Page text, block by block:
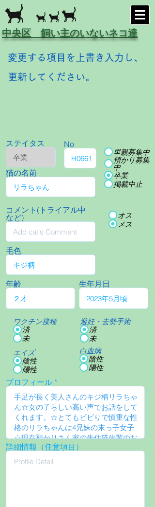
中央区 飼い主のいないネコ達
変更する項目を上書き入力し、
更新してください。
ステイタス No
猫の名前
里親募集中
預かり募集
中
卒業
掲載中止
コメント(トライアル中
など)
オス
メス
毛色
年齢
ワクチン接種
済
未
エイズ
陰性
陽性
生年月日
避妊・去勢手術
済
未
白血病
陰性
陽性
プロフィール
詳細情報（任意項目）